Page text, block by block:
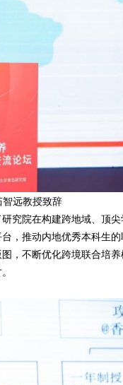
远教授致辞
究院在构建跨地域、顶尖
，推动内地优秀本科生
，不断优化跨境联合培养